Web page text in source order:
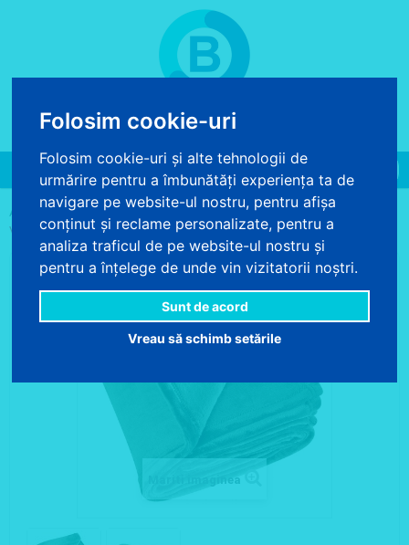
Folosim cookie-uri
Folosim cookie-uri și alte tehnologii de
urmărire pentru a îmbunătăți experiența ta de
navigare pe website-ul nostru, pentru afișa
conținut și reclame personalizate, pentru a
analiza traficul de pe website-ul nostru și
pentru a înțelege de unde vin vizitatorii noștri.
Sunt de acord
Vreau să schimb setările
COS DE CUMPARATURI
0 produse - 0.00 lei
navigation
ACASA
> DECORATIUNI TEXTILE > PATURI SI PLEDURI > PATURA
VERDE COCOON
Mariti imaginea